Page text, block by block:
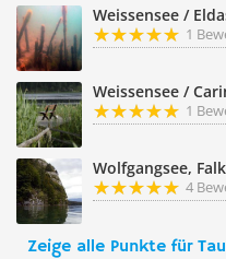
Weissensee /
1
Weissensee /
1
Wolfgangsee,
4
Zeige alle Punkte für